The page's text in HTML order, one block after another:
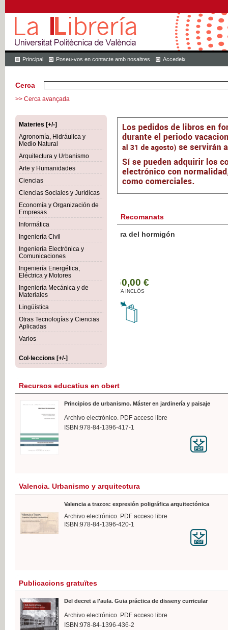
Principal Poseu-vos en contacte amb nosaltres Accedeix
Cerca
>> Cerca avançada
Materies [+/-]
Agronomía, Hidráulica y
Medio Natural
Arquitectura y Urbanismo
Arte y Humanidades
Ciencias
Ciencias Sociales y Jurídicas
Economía y Organización de
Empresas
Informática
Ingeniería Civil
Ingeniería Electrónica y
Comunicaciones
Ingeniería Energética,
Eléctrica y Motores
Ingeniería Mecánica y de
Materiales
Lingüística
Otras Tecnologías y Ciencias
Aplicadas
Varios
Col·leccions [+/-]
Recomanats
Botánica Agroalimentaria
Recursos educatius en obert
Principios de urbanismo. Máster en jardinería y paisaje
Archivo electrónico. PDF acceso libre
ISBN:978-84-1396-417-1
Valencia. Urbanismo y arquitectura
Valencia a trazos: expresión poligráfica arquitectónica
Archivo electrónico. PDF acceso libre
ISBN:978-84-1396-420-1
Publicacions gratuïtes
Del decret a l'aula. Guia práctica de disseny curricular
Archivo electrónico. PDF acceso libre
ISBN:978-84-1396-436-2